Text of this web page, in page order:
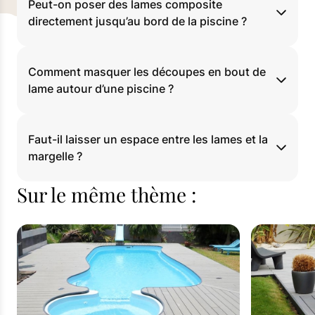
Peut-on poser des lames composite
directement jusqu’au bord de la piscine ?
Comment masquer les découpes en bout de
lame autour d’une piscine ?
Faut-il laisser un espace entre les lames et la
margelle ?
Sur le même thème :